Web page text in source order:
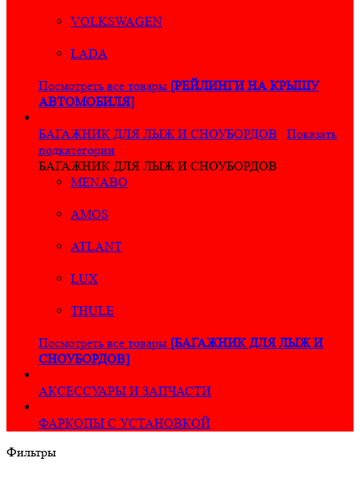
VOLKSWAGEN
LADA
Посмотреть все товары [РЕЙЛИНГИ НА КРЫШУ
АВТОМОБИЛЯ]
БАГАЖНИК ДЛЯ ЛЫЖ И СНОУБОРДОВ
Показать
подкатегории
БАГАЖНИК ДЛЯ ЛЫЖ И СНОУБОРДОВ
MENABO
AMOS
ATLANT
LUX
THULE
Посмотреть все товары [БАГАЖНИК ДЛЯ ЛЫЖ И
СНОУБОРДОВ]
АКСЕССУАРЫ И ЗАПЧАСТИ
ФАРКОПЫ С УСТАНОВКОЙ
Фильтры